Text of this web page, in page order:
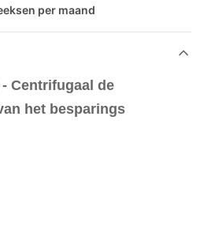
per maand
Centrifugaal de
het besparings